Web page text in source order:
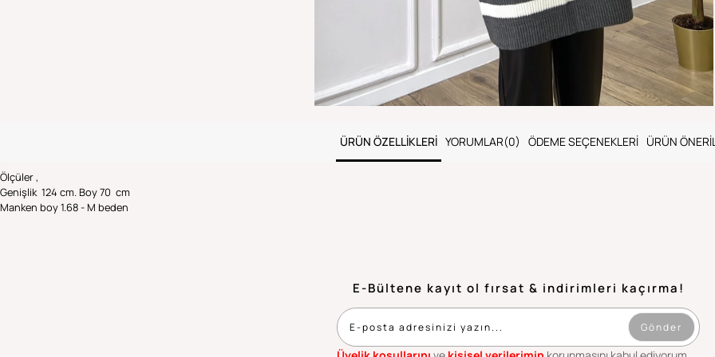
ÜRÜN ÖZELLIKLERI YORUMLAR(0) ÖDEME SEÇENEKLERI ÜRÜN
Ölçüler ,
Genişlik 124 cm. Boy 70 cm
Manken boy 1.68 - M beden
E-Bültene kayıt ol fırsat & indirimleri kaçırma!
Gönder